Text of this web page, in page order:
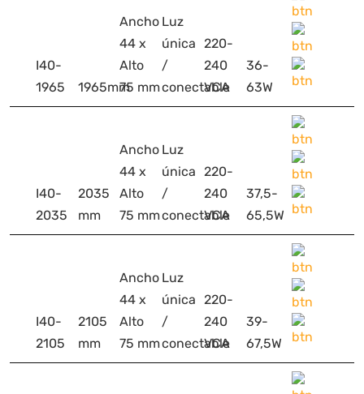
I40-
1965
1965mm
Ancho
44 x
Alto
75 mm
Luz
única
/
conectable
220-
240
VCA
36-
63W
I40-
2035
2035
mm
Ancho
44 x
Alto
75 mm
Luz
única
/
conectable
220-
240
VCA
37,5-
65,5W
I40-
2105
2105
mm
Ancho
44 x
Alto
75 mm
Luz
única
/
conectable
220-
240
VCA
39-
67,5W